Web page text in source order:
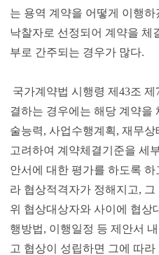
는 용역 계약을 어떻게 이행
낙찰자로 선정되어 계약을 체
부로 간주되는 경우가 많다.
국가계약법 시행령 제43조
결하는 경우에는 해당 계약을
술능력, 사업수행계획, 재무
고려하여 계약체결기준을 세
안서에 대한 평가를 하도록
라 협상적격자가 정해지고,
위 협상대상자와 사이에 협상
행방법, 이행일정 등 제안서
고 협상이 성립하면 그에 따